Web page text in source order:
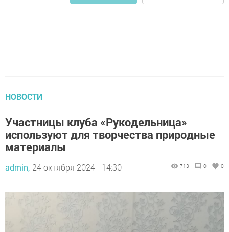
НОВОСТИ
Участницы клуба «Рукодельница»
используют для творчества природные
материалы
admin, 24 октября 2024 - 14:30 713 0 0